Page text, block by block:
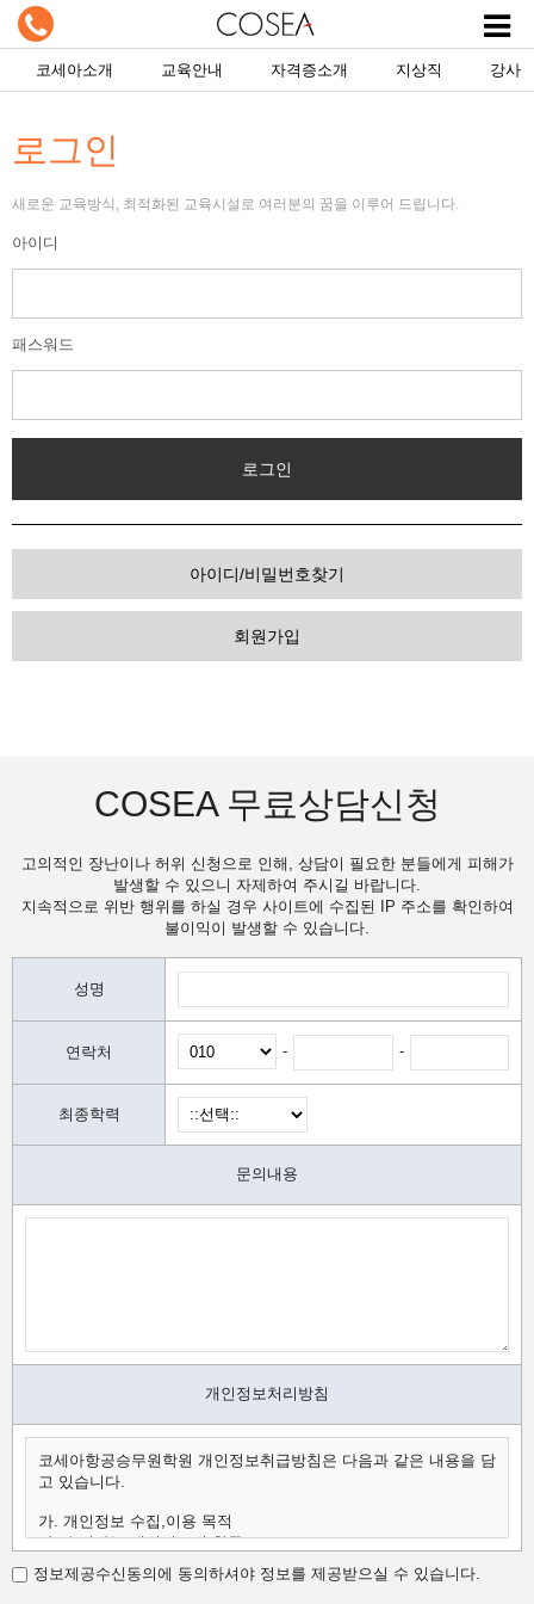
코세아소개 교육안내 자격증소개 지상직 강사
로그인
새로운 교육방식, 최적화된 교육시설로 여러분의 꿈을 이루어 드립니다.
아이디
패스워드
아이디/비밀번호찾기
회원가입
COSEA 무료상담신청
고의적인 장난이나 허위 신청으로 인해, 상담이 필요한 분들에게 피해가
발생할 수 있으니 자제하여 주시길 바랍니다.
지속적으로 위반 행위를 하실 경우 사이트에 수집된 IP 주소를 확인하여
불이익이 발생할 수 있습니다.
성명
연락처 - -
최종학력
문의내용
개인정보처리방침
코세아항공승무원학원 개인정보취급방침은 다음과 같은 내용을 담
고 있습니다.
가. 개인정보 수집,이용 목적
나. 수집하는 개인정보의 항목
다. 개인정보의 보유 및 이용 기간
가.개인정보 수집,이용 목적
정보제공수신동의에 동의하셔야 정보를 제공받으실 수 있습니다.